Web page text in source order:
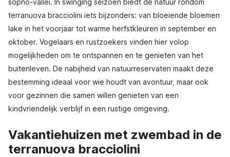
sopno-vallei. In swinging seizoen biedt de natuur rondom
terranuova bracciolini iets bijzonders: van bloeiende bloemen
lake in het voorjaar tot warme herfstkleuren in september en
oktober. Vogelaars en rustzoekers vinden hier volop
mogelijkheden om te ontspannen en te genieten van het
buitenleven. De nabijheid van natuurreservaten maakt deze
bestemming ideaal voor wie houdt van avontuur, maar ook
voor gezinnen die samen willen genieten van een
kindvriendelijk verblijf in een rustige omgeving.
Vakantiehuizen met zwembad in de
terranuova bracciolini